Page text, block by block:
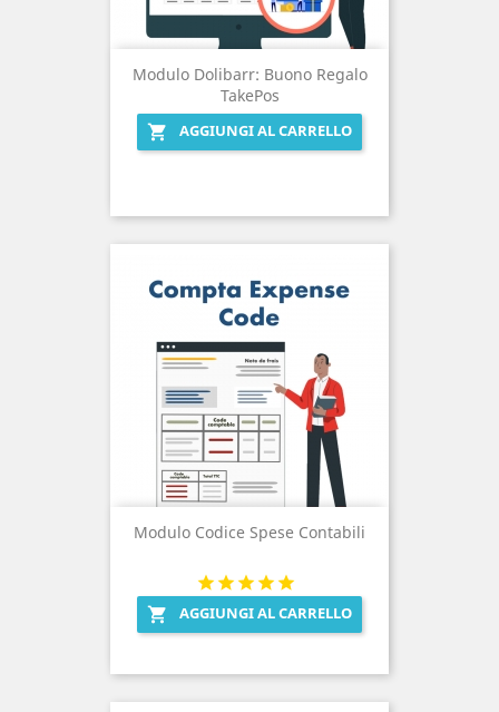
Modulo Dolibarr: Buono Regalo
TakePos

AGGIUNGI AL CARRELLO
Modulo Codice Spese Contabili
 AGGIUNGI AL CARRELLO